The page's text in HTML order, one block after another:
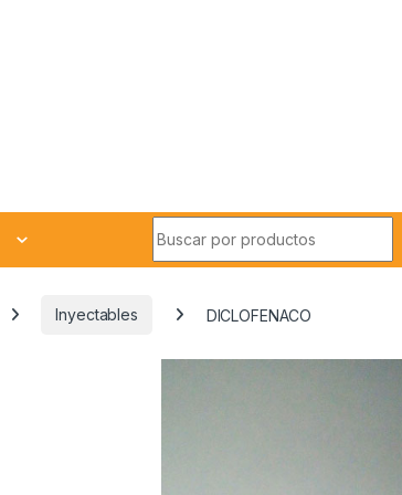
Inyectables DICLOFENACO